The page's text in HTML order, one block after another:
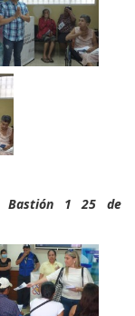
Bastión 1 25 de